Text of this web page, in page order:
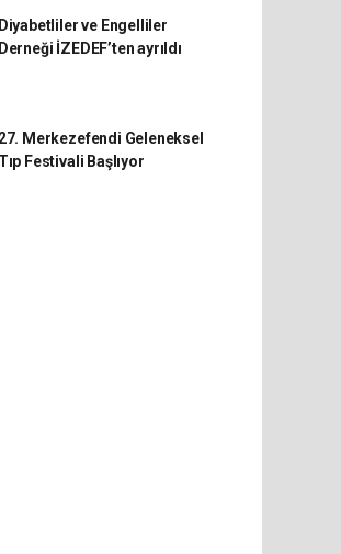
Diyabetliler ve Engelliler
Derneği İZEDEF’ten ayrıldı
27. Merkezefendi Geleneksel
Tıp Festivali Başlıyor